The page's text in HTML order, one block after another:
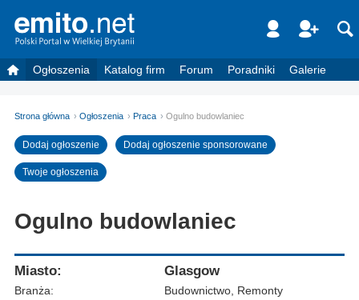
Ogłoszenia Katalog firm Forum Poradniki Galerie
Strona główna Ogłoszenia Praca Ogulno budowlaniec
Dodaj ogłoszenie Dodaj ogłoszenie sponsorowane
Twoje ogłoszenia
Ogulno budowlaniec
Miasto: Glasgow
Branża:
Budownictwo, Remonty